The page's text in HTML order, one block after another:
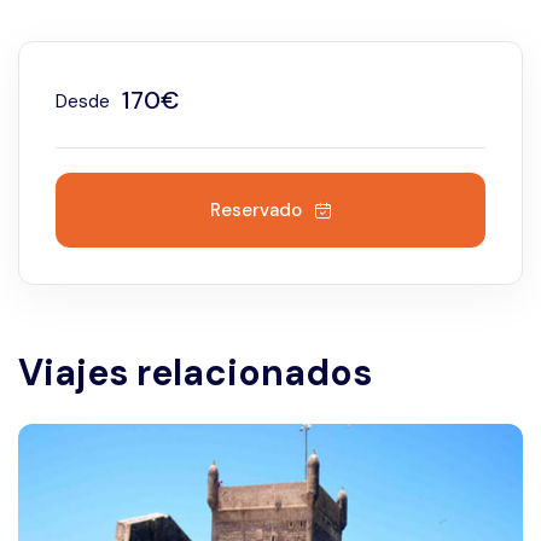
Desde 170€
Reservado
Viajes relacionados